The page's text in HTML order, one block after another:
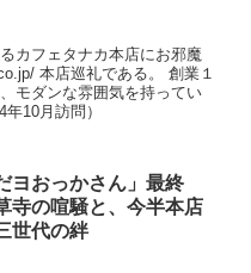
カフェタナカ本店にお邪魔
本店巡礼である。 創業１
モダンな雰囲気を持ってい
10月訪問）
ヨおっかさん」最終
寺の喧騒と、今半本店
世代の絆